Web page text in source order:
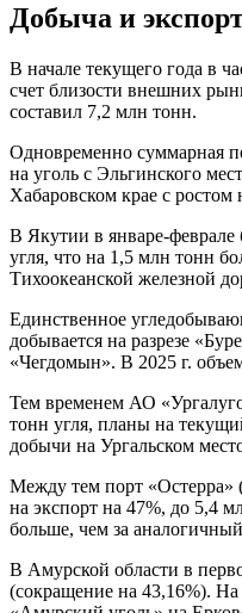
Добыча и
В начале текущего года в
счет близости внешних
составил 7,2 млн тонн.
Одновременно суммарная
на уголь с Эльгинского
Хабаровском крае с
В Якутии в январе-феврале
угля, что на 1,5 млн тонн
Тихоокеанской железной
Единственное
добывается на разрезе
«Чегдомын». В 2025 г.
Тем временем АО
тонн угля, планы на
добычи на Ургальском
Между тем порт «Остерра»
на экспорт на 47%, до 5,4
больше, чем за
В Амурской области в
(сокращение на 43,16%).